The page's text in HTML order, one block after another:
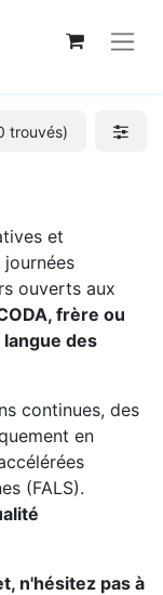
trouvés)
et
ouverts aux
frère ou
langue des
continues, des
en
(FALS).
n'hésitez pas à